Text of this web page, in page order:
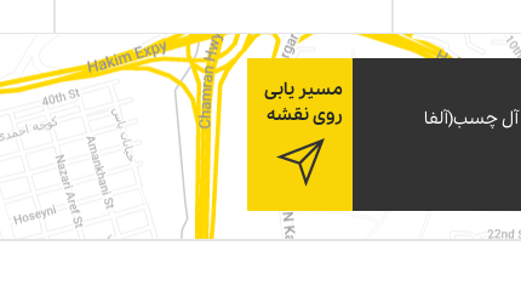
آل چسب(آلفا
مسیر یابی
روی نقشه